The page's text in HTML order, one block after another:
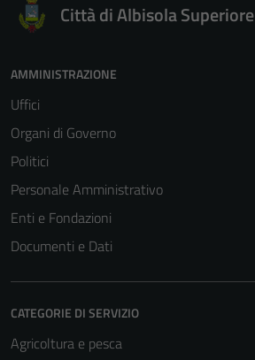
Città di Albisola Superiore
AMMINISTRAZIONE
Uffici
Organi di Governo
Politici
Personale Amministrativo
Enti e Fondazioni
Documenti e Dati
CATEGORIE DI SERVIZIO
Agricoltura e pesca